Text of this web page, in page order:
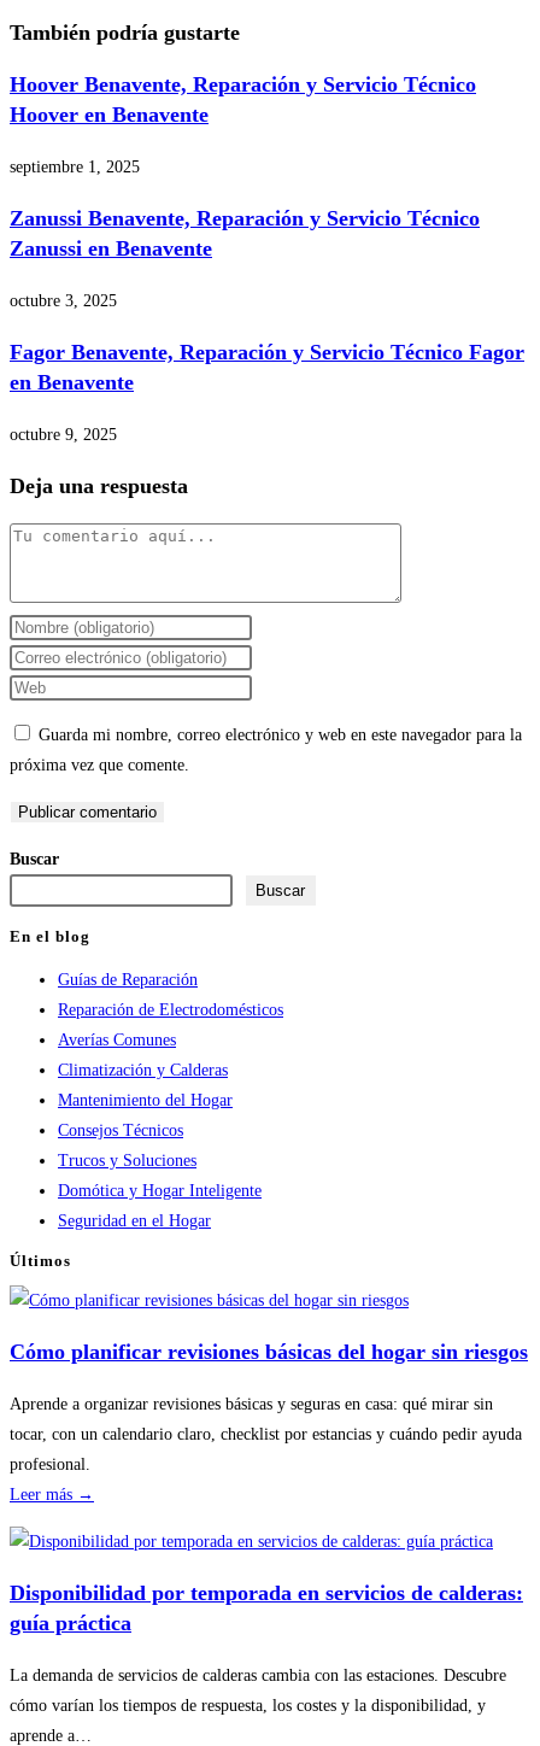
También podría gustarte
Hoover Benavente, Reparación y Servicio Técnico
Hoover en Benavente
septiembre 1, 2025
Zanussi Benavente, Reparación y Servicio Técnico
Zanussi en Benavente
octubre 3, 2025
Fagor Benavente, Reparación y Servicio Técnico Fagor
en Benavente
octubre 9, 2025
Deja una respuesta
Comentario
Introduce
tu
nombre
de
usuario
comentar
Introduce
tu
correo
electrónico
comentar
Introduce
de
tu
(opcional)
Guarda mi nombre, correo electrónico y web en este navegador para la
próxima vez que comente.
Buscar
Buscar
En el blog
Guías de Reparación
Reparación de Electrodomésticos
Averías Comunes
Climatización y Calderas
Mantenimiento del Hogar
Consejos Técnicos
Trucos y Soluciones
Domótica y Hogar Inteligente
Seguridad en el Hogar
Últimos
Cómo planificar revisiones básicas del hogar sin riesgos
Aprende a organizar revisiones básicas y seguras en casa: qué mirar sin
tocar, con un calendario claro, checklist por estancias y cuándo pedir ayuda
profesional.
Leer más →
planificar
revisiones
básicas
hogar
sin
Disponibilidad por temporada en servicios de calderas:
guía práctica
La demanda de servicios de calderas cambia con las estaciones. Descubre
cómo varían los tiempos de respuesta, los costes y la disponibilidad, y
aprende a…